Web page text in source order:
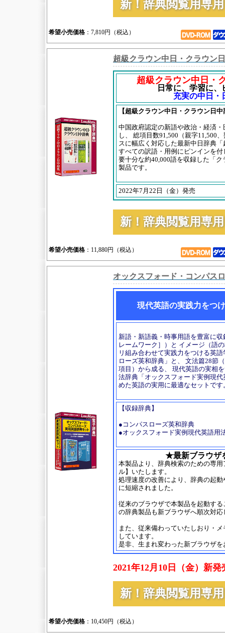
新！辞典閲覧用専
希望小売価格 ：7,810円（税込）
超級クラウン中日・クラウン
超級クラウン中日・
日常に、学習に、
充実の中日・
【超級クラウン中日・クラウン日
中国政府認定の新語や政治・経済
し、 総項目数91,500（親字11,500
スに幅広く対応した最新中日辞典
すべての訳語・用例にピンインを
要十分な約40,000語を収録した「
製品です。
2022年7月22日（金）発売
新！辞典閲覧用専
希望小売価格 ：11,880円（税込）
オックスフォード・コンパス
現代英語の実践力をつ
新語・新語義・時事用語を豊富に
レームワーク］）と イメージ（語
リ組み合わせて実践力をつける英
ローズ英和辞典」と、 文法篇28節
項目）から成る、 現代英語の実相
法辞典「オックスフォード実例現
めた英語の実用に最適なセットです
【収録辞典】
●コンパスローズ英和辞典
●オックスフォード実例現代英語用
★最新ブラウザ
本製品より、辞典検索のための専
ル】いたします。
処理速度の改善により、辞典の起
に短縮されました。
従来のブラウザで本製品を起動す
の辞典製品も新ブラウザへ順次対
また、従来備わっていたしおり・
しています。
是非、生まれ変わった新ブラウザ
2021年12月10日（金）新発
新！辞典閲覧用専
希望小売価格 ：10,450円（税込）